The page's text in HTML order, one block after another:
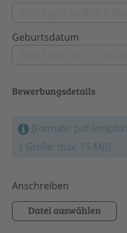
Geburtsdatum
Bewerbungsdetails
(Formate: pdf
| Größe: max. 15 MB)
Anschreiben
Datei auswählen